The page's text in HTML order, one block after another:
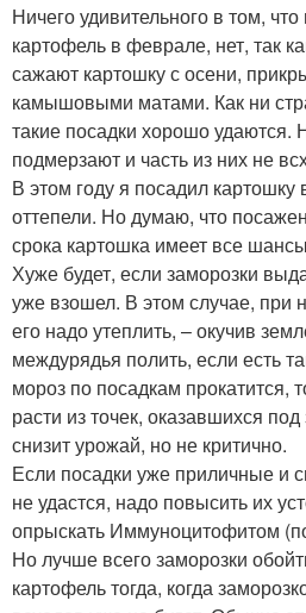
Ничего удивительного в том,
картофель в феврале, нет, так
сажают картошку с осени,
камышовыми матами. Как ни
такие посадки хорошо удаются.
подмерзают и часть из них не
В этом году я посадил
оттепели. Но думаю, что
срока картошка имеет все
Хуже будет, если заморозки
уже взошел. В этом случае, при
его надо утеплить, – окучив
междурядья полить, если есть
мороз по посадкам прокатится,
расти из точек, оказавшихся
снизит урожай, но не критично.
Если посадки уже приличные и
не удастся, надо повысить их
опрыскать Иммуноцитофитом
Но лучше всего заморозки
картофель тогда, когда